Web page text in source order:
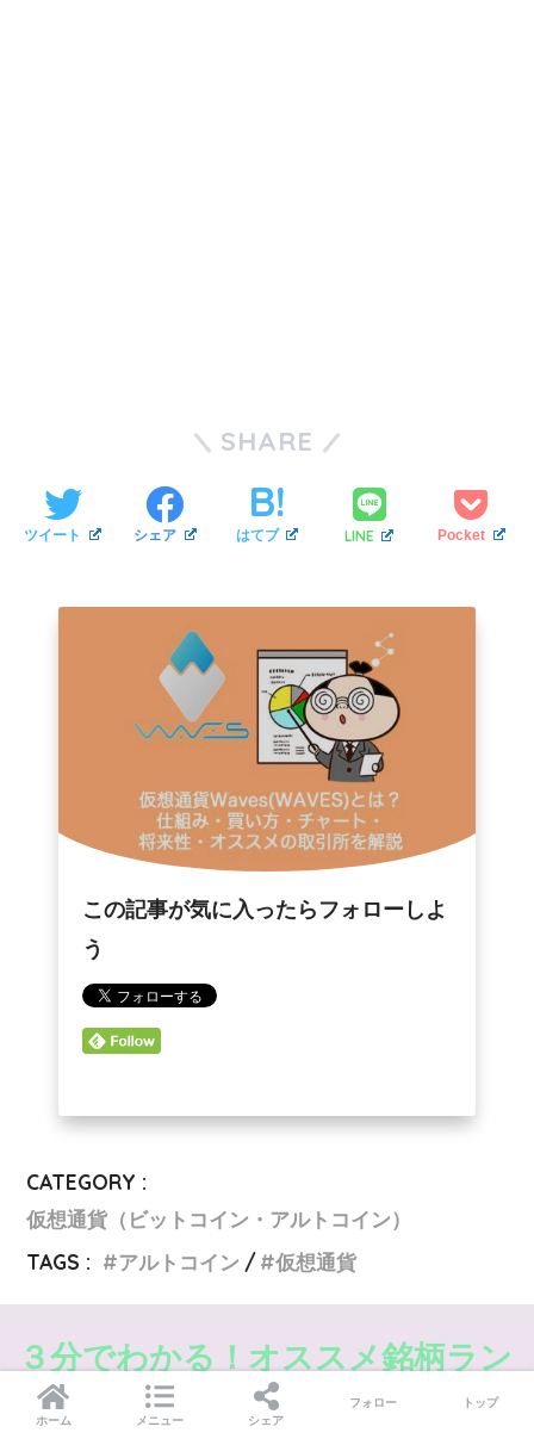
SHARE
ツイート シェア はてブ LINE Pocket
この記事が気に入ったらフォローしよ
う
CATEGORY :
仮想通貨（ビットコイン・アルトコイン）
TAGS :
アルトコイン 仮想通貨
３分でわかる！オススメ銘柄ラン
キング
ホーム メニュー シェア
フォロー トップ